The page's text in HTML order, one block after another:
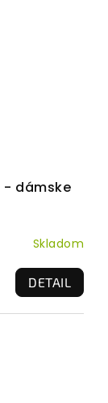
- dámske
Skladom
DETAIL